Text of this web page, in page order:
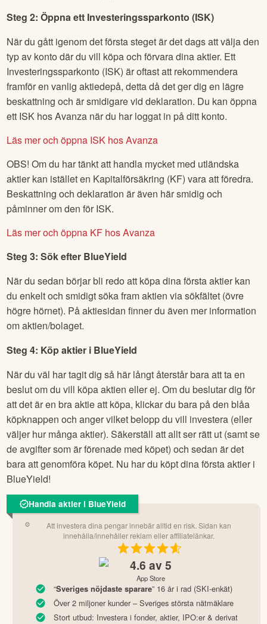
Steg 2: Öppna ett Investeringssparkonto (ISK)
När du gått igenom det första steget är det dags att välja den
typ av konto där du vill köpa och förvara dina aktier. Ett
Investeringssparkonto (ISK) är oftast att rekommendera
framför en vanlig aktiedepå, detta då det ger dig en lägre
beskattning och är smidigare vid deklaration. Du kan öppna
ett ISK hos Avanza när du har loggat in på ditt konto.
Läs mer och öppna ISK hos Avanza
OBS! Om du har tänkt att handla mycket med utländska
aktier kan istället en Kapitalförsäkring (KF) vara att föredra.
Beskattning och deklaration är även här smidig och
påminner om den för ISK.
Läs mer och öppna KF hos Avanza
Steg 3: Sök efter BlueYield
När du sedan börjar bli redo att köpa dina första aktier kan
du enkelt och smidigt söka fram aktien via sökfältet (övre
högre hörnet). På aktiesidan finner du även mer information
om aktien/bolaget.
Steg 4: Köp aktier i BlueYield
När du väl har tagit dig så här långt återstår bara att ta en
beslut om du vill köpa aktien eller ej. Om du beslutar dig för
att det är en bra aktie att köpa, klickar du bara på den blåa
köpknappen och anger vilket belopp du vill investera (eller
väljer hur många aktier). Säkerställ att allt ser rätt ut (samt se
de avgifter som är förenade med köpet) och sedan är det
bara att genomföra köpet. Nu har du köpt dina första aktier i
BlueYield!
Handla aktier i BlueYield
Att investera dina pengar innebär alltid en risk. Sidan kan
innehålla/innehåller reklam eller affiliatelänkar.
4.6 av 5
App Store
“Sveriges nöjdaste sparare” 16 år i rad (SKI-enkät)
Över 2 miljoner kunder – Sveriges största nätmäklare
Stort utbud: Investera i fonder, aktier, IPO:er & derivat